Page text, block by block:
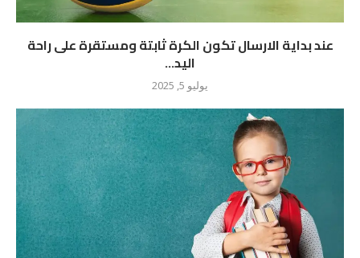
عند بداية الارسال تكون الكرة ثابتة ومستقرة على راحة
اليد...
يوليو 5, 2025